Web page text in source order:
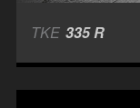
TKE 335 R